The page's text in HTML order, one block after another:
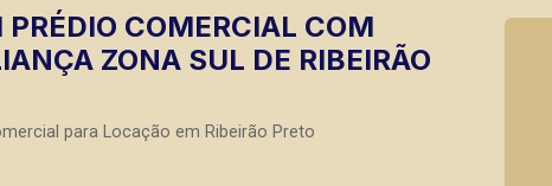
COMERCIAL COM
ZONA SUL DE RIBEIRÃO
para Locação em Ribeirão Preto